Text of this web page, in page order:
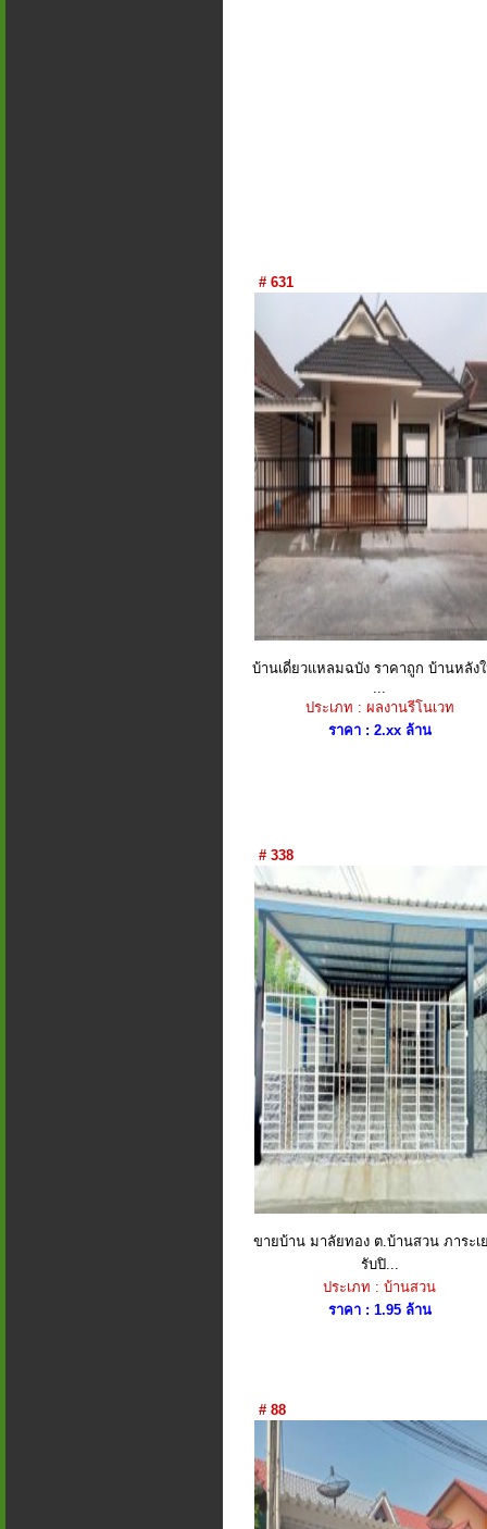
# 631
บ้านเดี่ยวแหลมฉบัง ราคาถูก บ้านหลัง
ประเภท : ผลงานรีโนเวท
ราคา : 2.xx ล้าน
# 338
ขายบ้าน มาลัยทอง ต.บ้านสวน ภาระเ
รับปิ...
ประเภท : บ้านสวน
ราคา : 1.95 ล้าน
# 88